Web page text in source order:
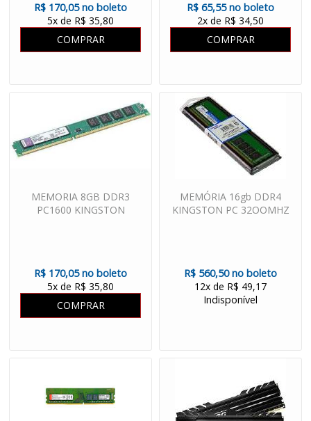
R$ 170,05 no boleto
5x de R$ 35,80
COMPRAR
R$ 65,55 no boleto
2x de R$ 34,50
COMPRAR
MEMORIA 8GB DDR3
PC1600 KINGSTON
R$ 170,05 no boleto
5x de R$ 35,80
COMPRAR
MEMÓRIA 16gb DDR4
KINGSTON PC 32OOMHZ
R$ 560,50 no boleto
12x de R$ 49,17
Indisponível